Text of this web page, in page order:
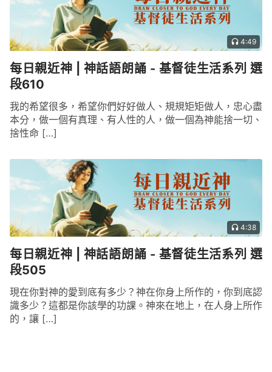
4:49
每日親近神 | 神話語朗誦 - 基督徒生活系列 選
段610
我的希望很多，希望你們好好做人、規規矩矩做人，忠心盡
本分，做一個有真理、有人性的人，做一個為神能捨一切、
捨性命 […]
4:38
每日親近神 | 神話語朗誦 - 基督徒生活系列 選
段505
現在你對神的愛到底有多少？神在你身上所作的，你到底認
識多少？這都是你該學的功課。神來在地上，在人身上所作
的，讓 […]